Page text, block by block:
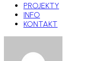
PROJEKTY
INFO
KONTAKT